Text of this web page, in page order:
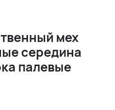
мех
середина
палевые